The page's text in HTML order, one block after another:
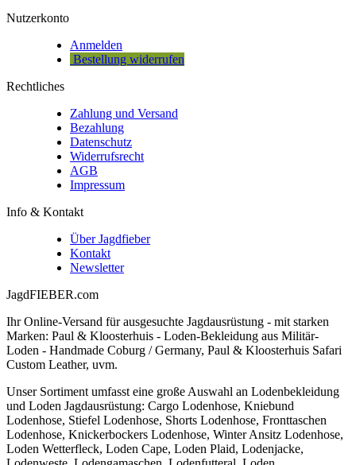
Nutzerkonto
Anmelden
Bestellung widerrufen
Rechtliches
Zahlung und Versand
Bezahlung
Datenschutz
Widerrufsrecht
AGB
Impressum
Info & Kontakt
Über Jagdfieber
Kontakt
Newsletter
JagdFIEBER.com
Ihr Online-Versand für ausgesuchte Jagdausrüstung - mit starken
Marken: Paul & Kloosterhuis - Loden-Bekleidung aus Militär-
Loden - Handmade Coburg / Germany, Paul & Kloosterhuis Safari
Custom Leather, uvm.
Unser Sortiment umfasst eine große Auswahl an Lodenbekleidung
und Loden Jagdausrüstung: Cargo Lodenhose, Kniebund
Lodenhose, Stiefel Lodenhose, Shorts Lodenhose, Fronttaschen
Lodenhose, Knickerbockers Lodenhose, Winter Ansitz Lodenhose,
Loden Wetterfleck, Loden Cape, Loden Plaid, Lodenjacke,